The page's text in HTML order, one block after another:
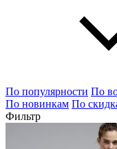
По популярности По
По новинкам По
Фильтр